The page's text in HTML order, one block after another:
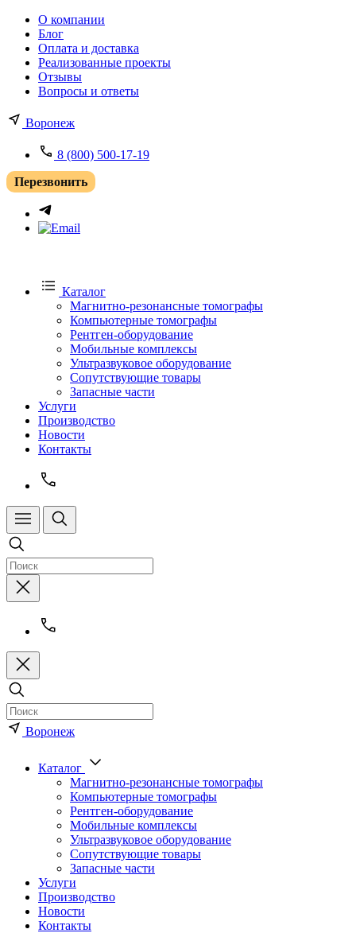
О компании
Блог
Оплата и доставка
Реализованные проекты
Отзывы
Вопросы и ответы
Воронеж
8 (800) 500-17-19
Перезвонить
Каталог
Магнитно-резонансные томографы
Компьютерные томографы
Рентген-оборудование
Мобильные комплексы
Ультразвуковое оборудование
Сопутствующие товары
Запасные части
Услуги
Производство
Новости
Контакты
Воронеж
Каталог
Магнитно-резонансные томографы
Компьютерные томографы
Рентген-оборудование
Мобильные комплексы
Ультразвуковое оборудование
Сопутствующие товары
Запасные части
Услуги
Производство
Новости
Контакты